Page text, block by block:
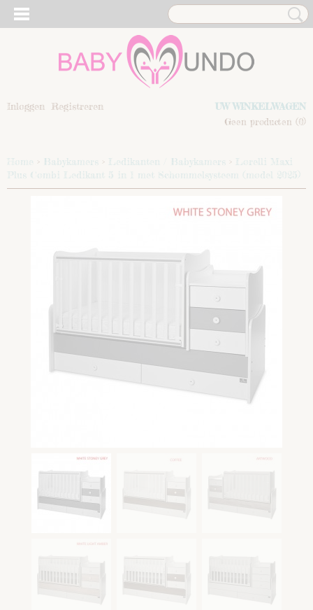
Inloggen Registreren
UW WINKELWAGEN
Geen producten (0)
Home > Babykamers > Ledikanten / Babykamers > Lorelli Maxi
Plus Combi Ledikant 5 in 1 met Schommelsysteem (model 2025)